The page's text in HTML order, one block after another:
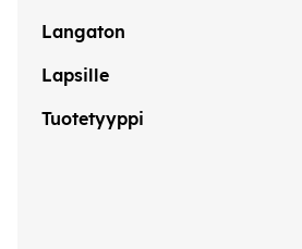
Langaton
Lapsille
Tuotetyyppi